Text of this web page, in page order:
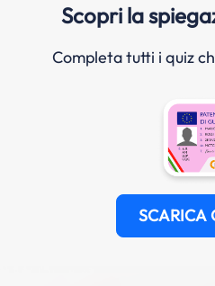
Scopri la
Completa tutti i quiz
SCARICA